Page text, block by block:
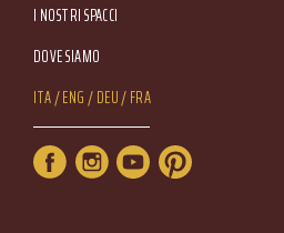
I NOSTRI SPACCI
DOVE SIAMO
Lang Menu
ITA ENG DEU FRA
Service Menu